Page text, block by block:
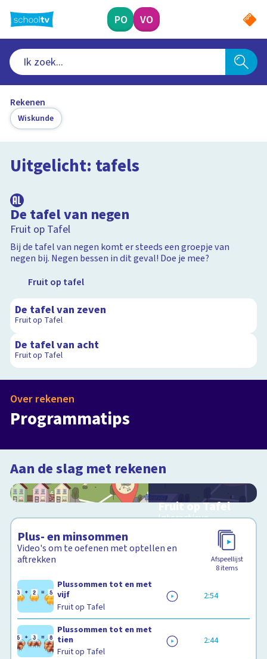
naar
hoofdinhoud
PO VO
Rekenen
Wiskunde
Uitgelicht: tafels
De tafel van negen
Fruit op Tafel
Bij de tafel van negen komt er steeds een groepje van
negen bij. Negen bessen in dit geval! Doe je mee?
Fruit op tafel
3:33
De tafel van zeven
Fruit op Tafel
De tafel van acht
Fruit op Tafel
3:19
Over rekenen
Programmatips
Ezelsbruggetjes
Programma
Aan de slag met rekenen
Fruit op Tafel
Interactieve
schoolplaat over
Plus- en minsommen
Video's om te oefenen met optellen en
aftrekken
Afspeellijst
8items
Plussommen tot en met
vijf
Fruit op Tafel
2:54
Plussommen tot en met
tien
Fruit op Tafel
2:44